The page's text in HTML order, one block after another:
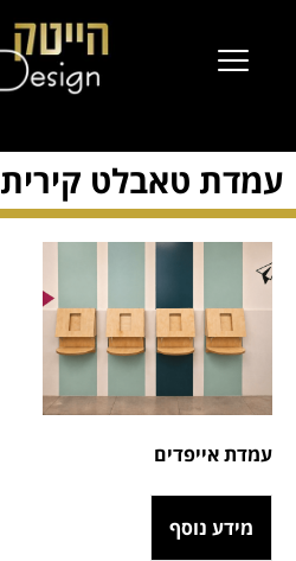
עמדת טאבלט קירית
עמדת אייפדים
מידע נוסף